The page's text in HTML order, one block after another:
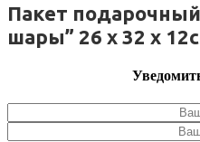
Пакет
шары” 26 х 32 х